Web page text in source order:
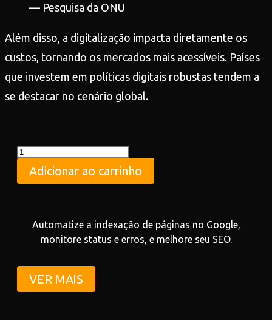
— Pesquisa da ONU
Além disso, a digitalização impacta diretamente os
custos, tornando os mercados mais acessíveis. Países
que investem em políticas digitais robustas tendem a
se destacar no cenário global.
Adicionar ao carrinho
Automatize a indexação de páginas no Google,
monitore status e erros, e melhore seu SEO.
VER MAIS